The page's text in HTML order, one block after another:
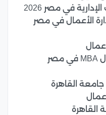
في مصر 2026
الأعمال في مصر
دراسة ماجستير إدارة الأعمال MBA في مصر
القاهرة
القاهرة